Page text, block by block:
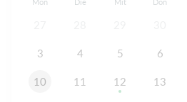
3 4 5 6
10 11 12 13